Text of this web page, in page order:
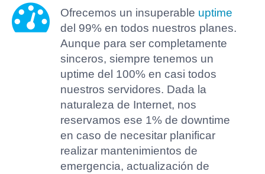
Ofrecemos un insuperable uptime
del 99% en todos nuestros planes.
Aunque para ser completamente
sinceros, siempre tenemos un
uptime del 100% en casi todos
nuestros servidores. Dada la
naturaleza de Internet, nos
reservamos ese 1% de downtime
en caso de necesitar planificar
realizar mantenimientos de
emergencia, actualización de